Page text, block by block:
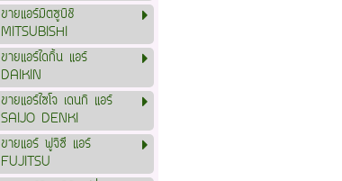
ขายแอร์มิตซูบิชิ
MITSUBISHI
ขายแอร์ไดกิ้น แอร์
DAIKIN
ขายแอร์ไซโจ เดนกิ แอร์
SAIJO DENKI
ขายแอร์ ฟูจิซึ แอร์
FUJITSU